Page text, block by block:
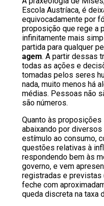
Escola Austríaca, é
equivocadamente por
proposição que rege a
infinitamente mais
partida para qualquer
agem. A partir dessas
todas as ações e
tomadas pelos seres
nada, muito menos há
médias. Pessoas não
são números.
Quanto às proposições
abaixando por
estímulo ao consumo,
questões relativas à
respondendo bem às
governo, e vem
registradas e
feche com
queda discreta na taxa